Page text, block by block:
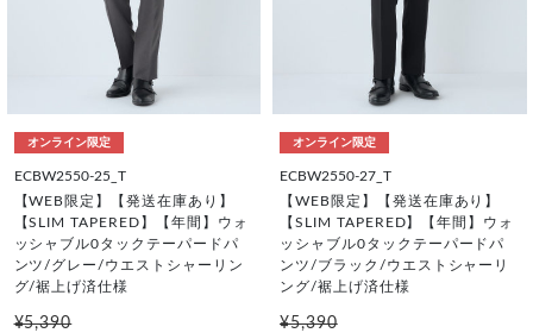
オンライン限定
ECBW2550-25_T
【WEB限定】【発送在庫あり】
【SLIM TAPERED】【年間】ウォ
ッシャブル0タックテーパードパ
ンツ/グレー/ウエストシャーリン
グ/裾上げ済仕様
¥5,390
オンライン限定
ECBW2550-27_T
【WEB限定】【発送在庫あり】
【SLIM TAPERED】【年間】ウォ
ッシャブル0タックテーパードパ
ンツ/ブラック/ウエストシャーリ
ング/裾上げ済仕様
¥5,390